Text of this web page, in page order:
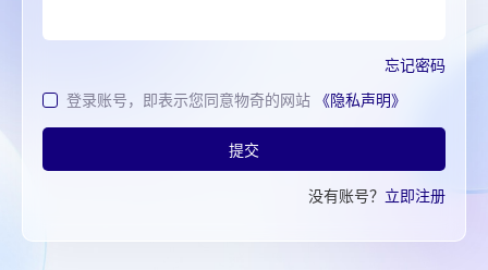
忘记密码
登录账号，即表示您同意物奇的网站 《隐私声明》
提交
没有账号？ 立即注册